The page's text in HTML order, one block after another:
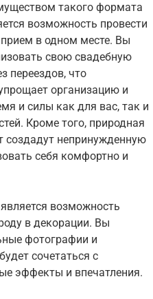
такого формата
возможность провести
в одном месте. Вы
свою свадебную
переездов, что
организацию и
и силы как для вас, так и
Кроме того, природная
создадут непринужденную
себя комфортно и
возможность
в декорации. Вы
фотографии и
сочетаться с
эффекты и впечатления.